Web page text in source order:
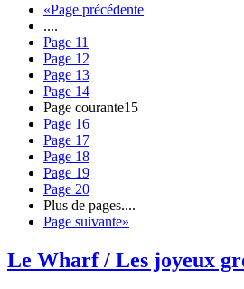
«Page précédente
....
Page 11
Page 12
Page 13
Page 14
Page courante15
Page 16
Page 17
Page 18
Page 19
Page 20
Plus de pages....
Page suivante»
Le Wharf / Les joyeux